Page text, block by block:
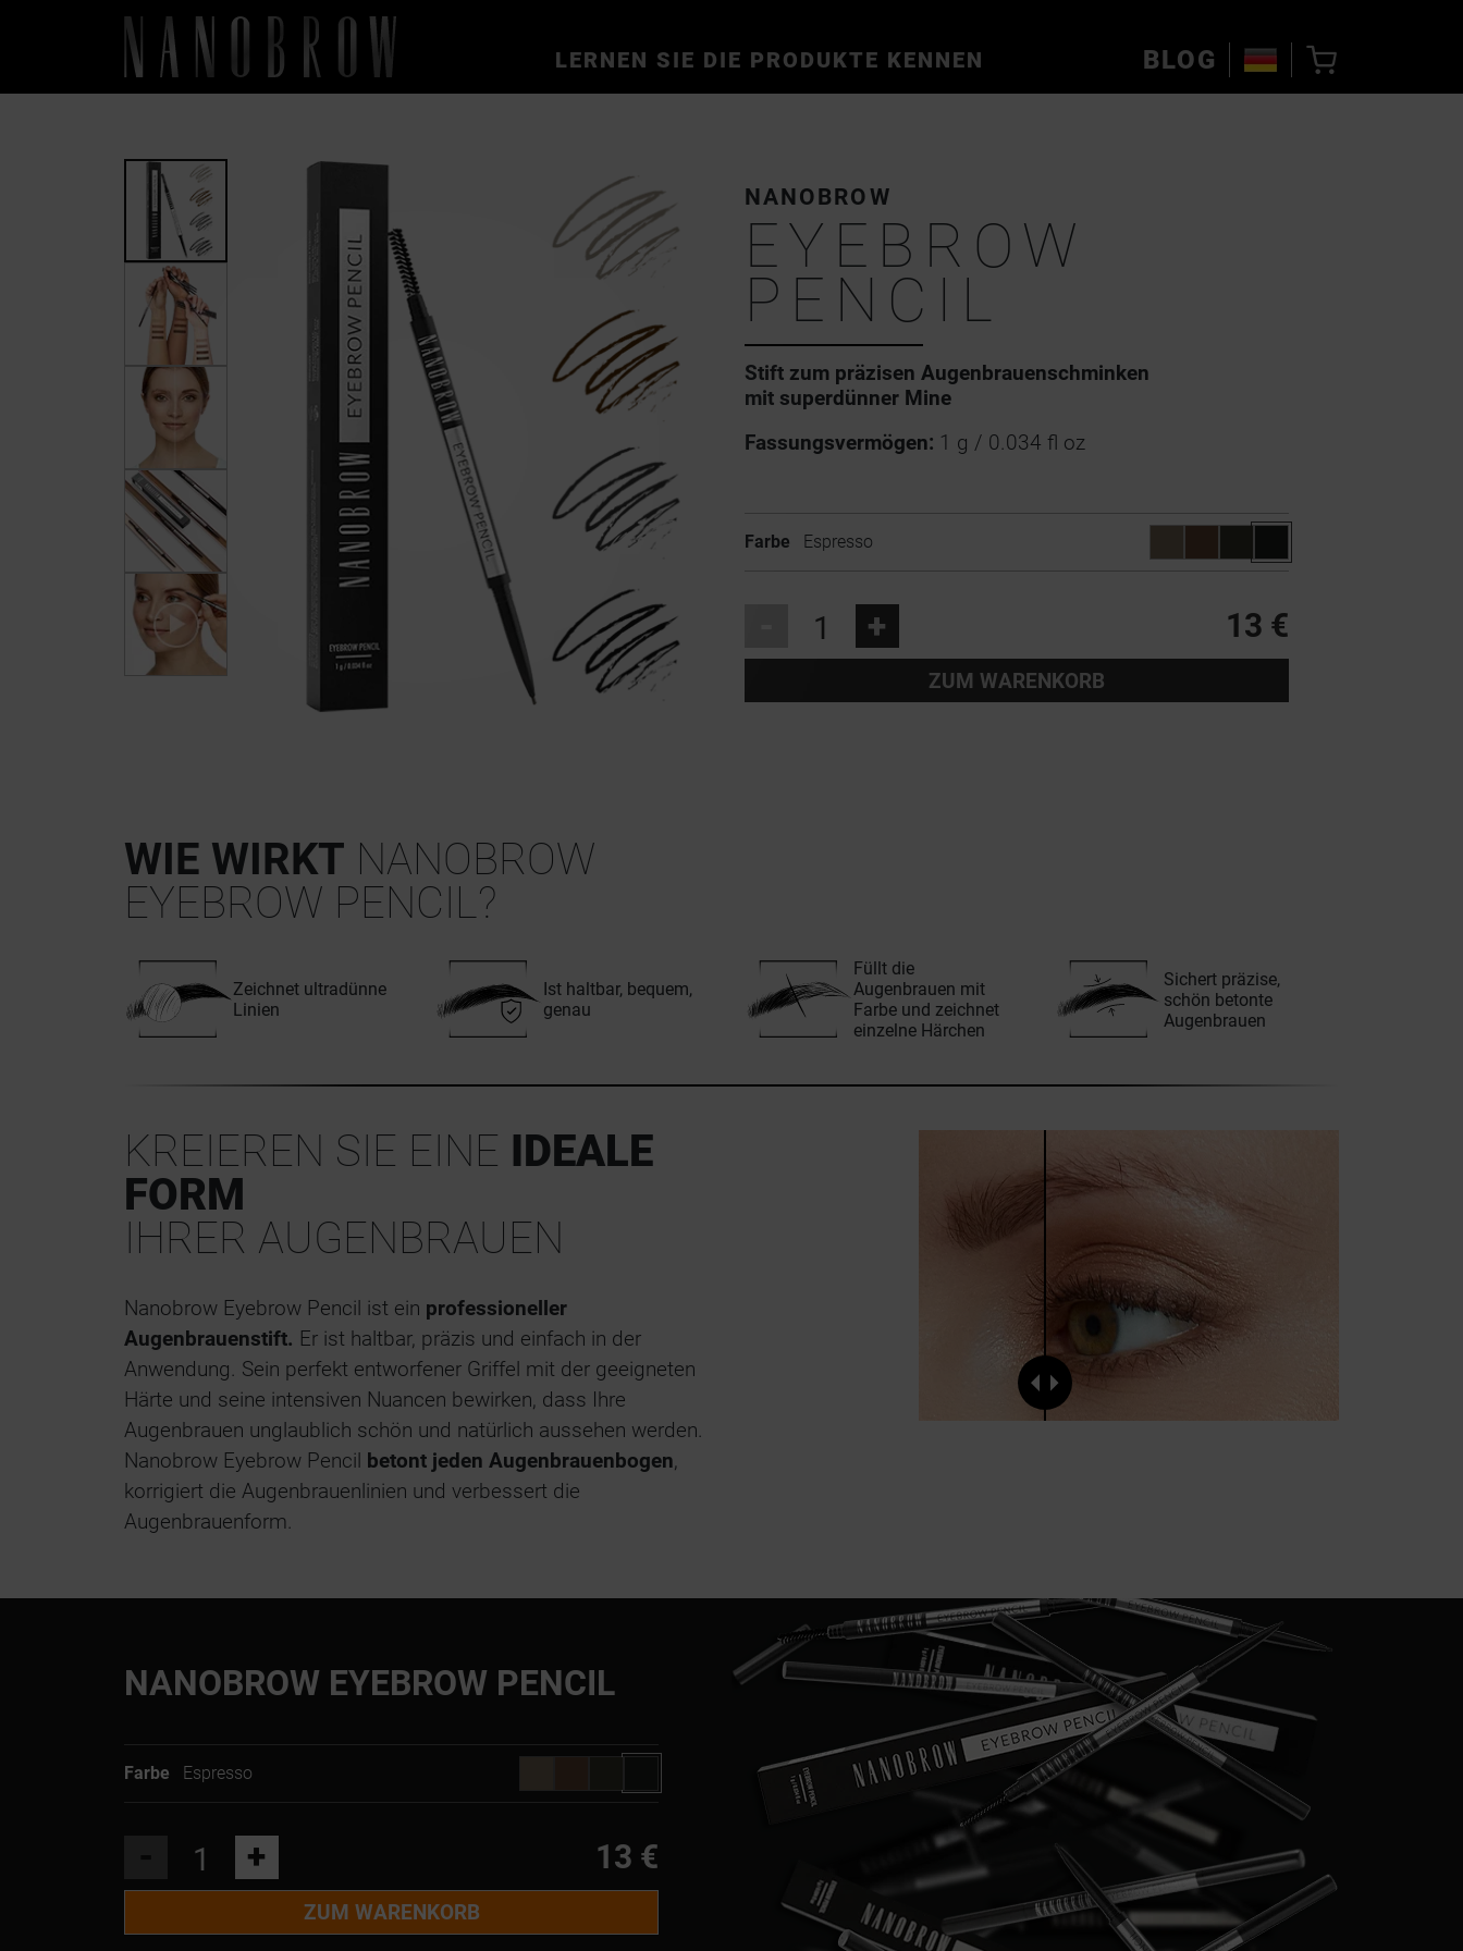
LERNEN SIE DIE PRODUKTE KENNEN BLOG
NANOBROW
EYEBROW
PENCIL
Stift zum präzisen Augenbrauenschminken
mit superdünner Mine
Fassungsvermögen: 1 g / 0.034 fl oz
Farbe Espresso
+ 13 €
ZUM WARENKORB
WIE WIRKT NANOBROW
EYEBROW PENCIL?
Zeichnet ultradünne
Linien
Ist haltbar, bequem,
genau
Füllt die
Augenbrauen mit
Farbe und zeichnet
einzelne Härchen
Sichert präzise,
schön betonte
Augenbrauen
KREIEREN SIE EINE IDEALE
FORM
IHRER AUGENBRAUEN
Nanobrow Eyebrow Pencil ist ein professioneller
Augenbrauenstift. Er ist haltbar, präzis und einfach in der
Anwendung. Sein perfekt entworfener Griffel mit der geeigneten
Härte und seine intensiven Nuancen bewirken, dass Ihre
Augenbrauen unglaublich schön und natürlich aussehen werden.
Nanobrow Eyebrow Pencil betont jeden Augenbrauenbogen,
korrigiert die Augenbrauenlinien und verbessert die
Augenbrauenform.
NANOBROW EYEBROW PENCIL
Farbe Espresso
+ 13 €
ZUM WARENKORB